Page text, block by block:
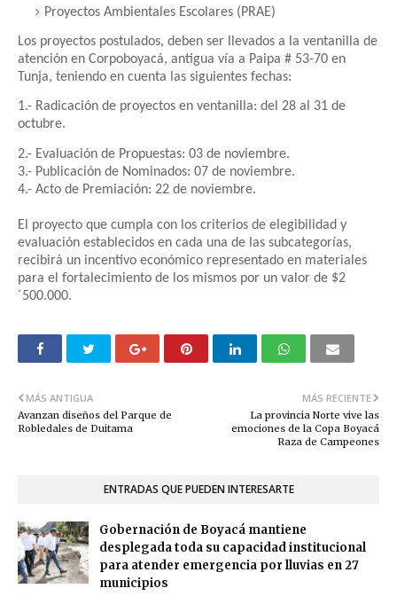
Proyectos Ambientales Escolares (PRAE)
Los proyectos postulados, deben ser llevados a la ventanilla de
atención en Corpoboyacá, antigua vía a Paipa # 53-70 en
Tunja, teniendo en cuenta las siguientes fechas:
1.- Radicación de proyectos en ventanilla: del 28 al 31 de
octubre.
2.- Evaluación de Propuestas: 03 de noviembre.
3.- Publicación de Nominados: 07 de noviembre.
4.- Acto de Premiación: 22 de noviembre.
El proyecto que cumpla con los criterios de elegibilidad y
evaluación establecidos en cada una de las subcategorías,
recibirá un incentivo económico representado en materiales
para el fortalecimiento de los mismos por un valor de $2
´500.000.
MÁS RECIENTE
La provincia Norte vive las
emociones de la Copa Boyacá
Raza de Campeones
MÁS ANTIGUA
Avanzan diseños del Parque de
Robledales de Duitama
ENTRADAS QUE PUEDEN INTERESARTE
Gobernación de Boyacá mantiene
desplegada toda su capacidad institucional
para atender emergencia por lluvias en 27
municipios